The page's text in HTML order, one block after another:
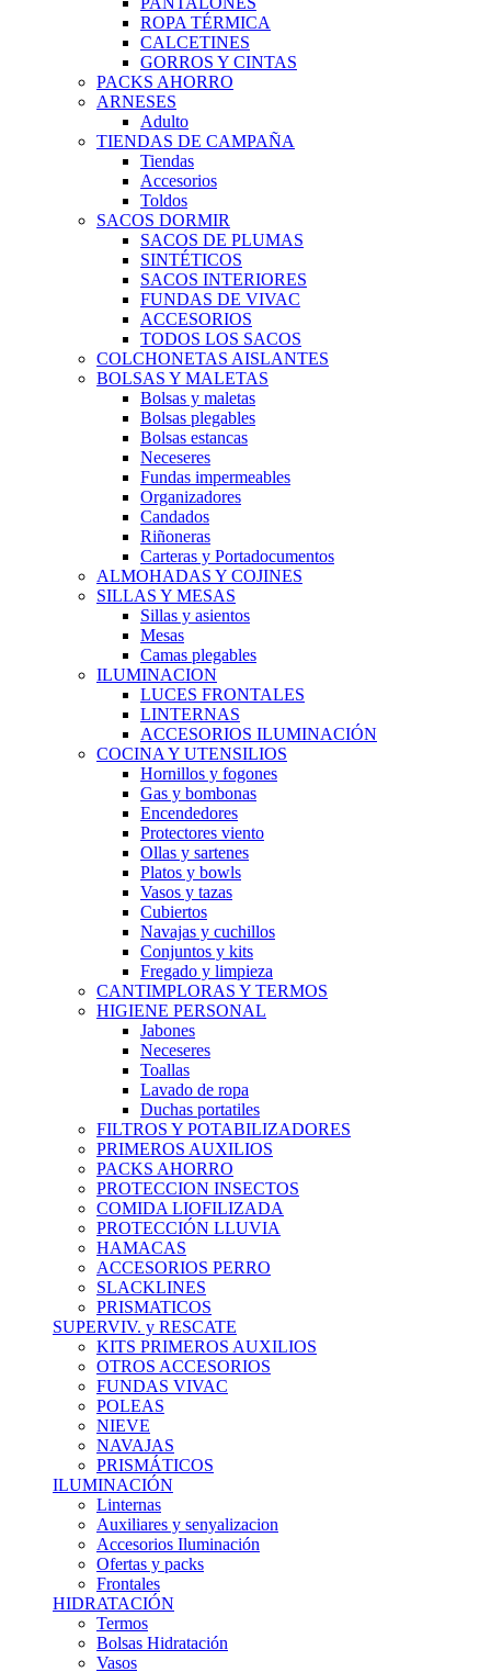
ROPA TÉRMICA
CALCETINES
GORROS Y CINTAS
PACKS AHORRO
ARNESES
Adulto
TIENDAS DE CAMPAÑA
Tiendas
Accesorios
Toldos
SACOS DORMIR
SACOS DE PLUMAS
SINTÉTICOS
SACOS INTERIORES
FUNDAS DE VIVAC
ACCESORIOS
TODOS LOS SACOS
COLCHONETAS AISLANTES
BOLSAS Y MALETAS
Bolsas y maletas
Bolsas plegables
Bolsas estancas
Neceseres
Fundas impermeables
Organizadores
Candados
Riñoneras
Carteras y Portadocumentos
ALMOHADAS Y COJINES
SILLAS Y MESAS
Sillas y asientos
Mesas
Camas plegables
ILUMINACION
LUCES FRONTALES
LINTERNAS
ACCESORIOS ILUMINACIÓN
COCINA Y UTENSILIOS
Hornillos y fogones
Gas y bombonas
Encendedores
Protectores viento
Ollas y sartenes
Platos y bowls
Vasos y tazas
Cubiertos
Navajas y cuchillos
Conjuntos y kits
Fregado y limpieza
CANTIMPLORAS Y TERMOS
HIGIENE PERSONAL
Jabones
Neceseres
Toallas
Lavado de ropa
Duchas portatiles
FILTROS Y POTABILIZADORES
PRIMEROS AUXILIOS
PACKS AHORRO
PROTECCION INSECTOS
COMIDA LIOFILIZADA
PROTECCIÓN LLUVIA
HAMACAS
ACCESORIOS PERRO
SLACKLINES
PRISMATICOS
SUPERVIV. y RESCATE
KITS PRIMEROS AUXILIOS
OTROS ACCESORIOS
FUNDAS VIVAC
POLEAS
NIEVE
NAVAJAS
PRISMÁTICOS
ILUMINACIÓN
Linternas
Auxiliares y senyalizacion
Accesorios Iluminación
Ofertas y packs
Frontales
HIDRATACIÓN
Termos
Bolsas Hidratación
Vasos